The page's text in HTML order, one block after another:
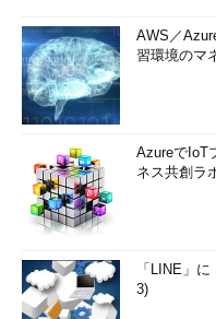
AWS／
習環境のマ
AzureでIoT
ネス共創ラ
「LINE」
3)